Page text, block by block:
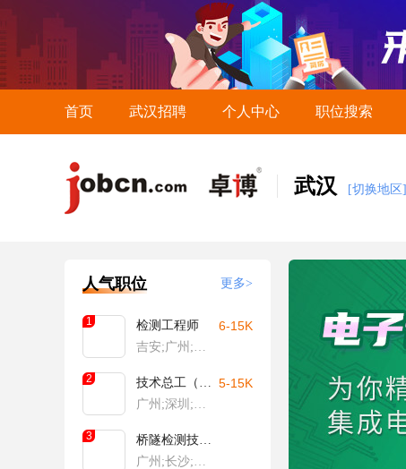
首页 武汉招聘 个人中心 职位搜索
武汉
[切换地区]
人气职位 更多>
1
检测工程师
吉安;广州;武汉;长沙;福州
6-15K
2
技术总工（驻现场）
广州;深圳;长沙;武汉;南京
5-15K
3
桥隧检测技术人员
广州;长沙;武汉;南京;福州